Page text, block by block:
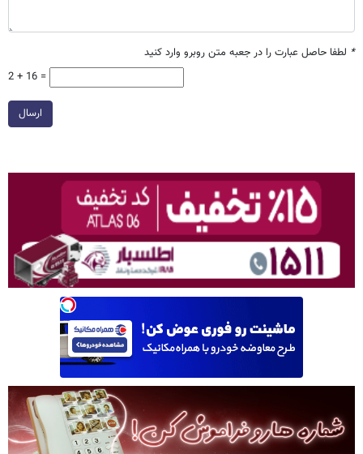
* لطفا حاصل عبارت را در جعبه متن روبرو وارد کنید
2 + 16 =
ارسال